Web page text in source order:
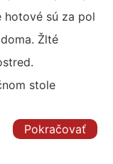
hotové sú za pol
Žlté
stole
Pokračovať